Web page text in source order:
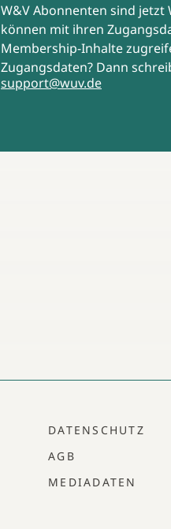
W&V Abonnenten sind jetzt
können mit ihren
Membership-Inhalte
Zugangsdaten? Dann
support@wuv.de
DATENSCHUTZ
AGB
MEDIADATEN